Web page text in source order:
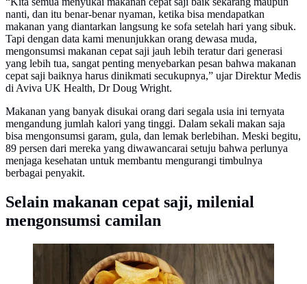
nanti, dan itu benar-benar nyaman, ketika bisa mendapatkan
makanan yang diantarkan langsung ke sofa setelah hari yang sibuk.
Tapi dengan data kami menunjukkan orang dewasa muda,
mengonsumsi makanan cepat saji jauh lebih teratur dari generasi
yang lebih tua, sangat penting menyebarkan pesan bahwa makanan
cepat saji baiknya harus dinikmati secukupnya,” ujar Direktur Medis
di Aviva UK Health, Dr Doug Wright.
Makanan yang banyak disukai orang dari segala usia ini ternyata
mengandung jumlah kalori yang tinggi. Dalam sekali makan saja
bisa mengonsumsi garam, gula, dan lemak berlebihan. Meski begitu,
89 persen dari mereka yang diwawancarai setuju bahwa perlunya
menjaga kesehatan untuk membantu mengurangi timbulnya
berbagai penyakit.
Selain makanan cepat saji, milenial
mengonsumsi camilan
Ilustrasi Keripik Kentang (iStockphoto)​